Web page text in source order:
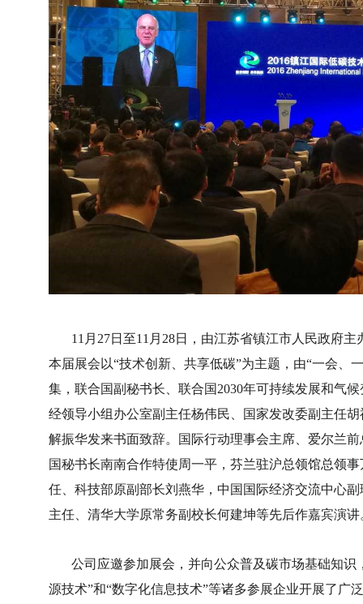
11月27日至11月28日，由江苏省镇江市人民政府主
本届展会以“技术创新、共享低碳”为主题，由“一会、
集，联合国副秘书长、联合国2030年可持续发展和气
经领导小组办公室副主任杨伟民、国家发改委副主任
解振华发来书面致辞。国际行动理事会主席、爱尔兰
国秘书长南南合作特使周一平，芬兰驻沪总领馆总领
任、科技部原副部长刘燕华，中国国际经济交流中心
主任、清华大学原常务副校长何建坤等先后作嘉宾演讲
公司应邀参加展会，并向公众普及碳市场基础知识
源技术”和“数字化信息技术”等诸多参展企业开展了广